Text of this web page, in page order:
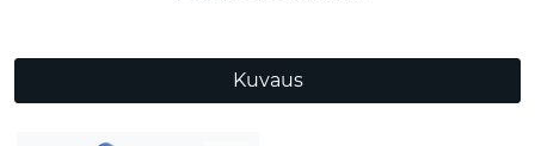
Kuvaus